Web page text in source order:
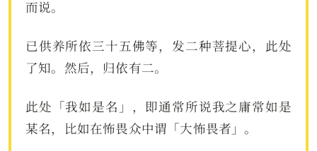
而说。
已供养所依三十五佛等，发二种菩提心，此处
了知。然后，归依有二。
此处「我如是名」，即通常所说我之庸常如是
某名，比如在怖畏众中谓「大怖畏者」。